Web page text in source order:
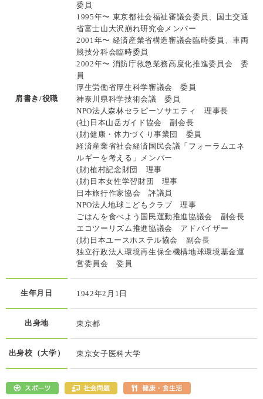
肩書き/役職
委員
1995年〜 東京都社会福祉審議会委員、国土交通
省富士山大沢崩れ研究会メンバー
2001年〜 経済産業省構造審議会臨時委員、車両
競技分科会臨時委員
2002年〜 消防庁救急業務高度化推進委員会 委
員
厚生労働省厚生科学審議会 委員
神奈川県科学技術会議 委員
NPO法人森林セラピーソサエティ 理事長
(社)日本山岳ガイド協会 副会長
(財)健康・体力づくり事業団 委員
経済産業省社会経済国民会議「フォーラムエネ
ルギーを考える」メンバー
(財)植村記念財団 理事
(財)日本女性学習財団 理事
日本旅行作家協会 評議員
NPO法人地球こどもクラブ 理事
ごはんを食べよう国民運動推進協議会 副会長
エコツーリズム推進協議会 アドバイザー
(財)日本ユースホステル協会 副会長
独立行政法人環境再生保全機構地球環境基金運
営委員会 委員
生年月日 1942年2月1日
出身地 東京都
出身校（大学） 東京女子医科大学